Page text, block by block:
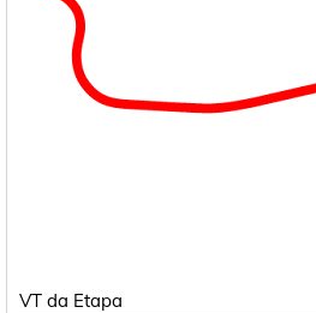
VT da Etapa